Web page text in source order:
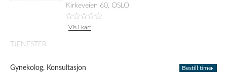
Kirkeveien 60, OSLO
Vis i kart
TJENESTER
Gynekolog, Konsultasjon Bestill time